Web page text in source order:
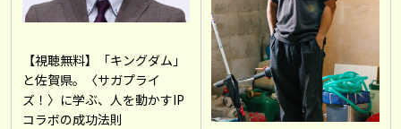
【視聴無料】「キングダム」
と佐賀県。〈サガプライ
ズ！〉に学ぶ、人を動かすIP
コラボの成功法則